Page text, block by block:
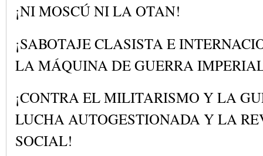
¡NI MOSCÚ NI LA OTAN!
¡SABOTAJE CLASISTA E
LA MÁQUINA DE GUERRA
¡CONTRA EL MILITARISMO Y LA
LUCHA AUTOGESTIONADA Y LA
SOCIAL!